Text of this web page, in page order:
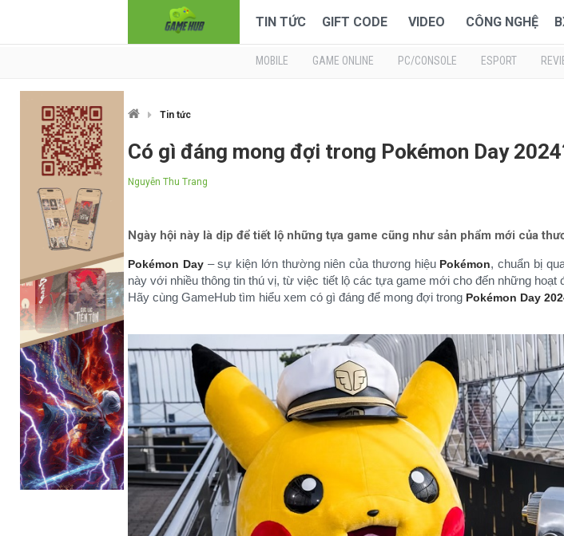
TIN TỨC GIFT CODE VIDEO CÔNG NGHỆ
MOBILE GAME ONLINE PC/CONSOLE ESPORT
Tin tức
Có gì đáng mong đợi trong Pokémon Day
Nguyễn Thu Trang
Ngày hội này là dịp để tiết lộ những tựa game cũng như sản phẩm mới của
Pokémon Day– sự kiện lớn thường niên của thương hiệu Pokémon, chuẩn bị
này với nhiều thông tin thú vị, từ việc tiết lộ các tựa game mới cho đến những hoạt
Hãy cùng GameHub tìm hiểu xem có gì đáng để mong đợi trong Pokémon Day